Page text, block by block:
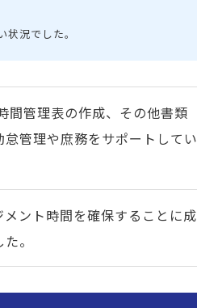
況でした。
間管理表の作成、その他書類
管理や庶務をサポートしてい
ント時間を確保することに成
。